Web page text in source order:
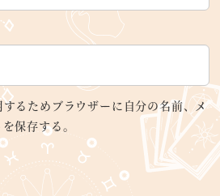
るためブラウザーに自分の名前、メ
保存する。